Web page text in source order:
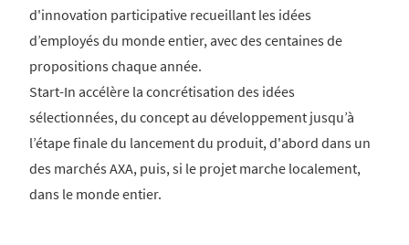
d'innovation participative recueillant les idées
d’employés du monde entier, avec des centaines de
propositions chaque année.
Start-In accélère la concrétisation des idées
sélectionnées, du concept au développement jusqu’à
l’étape finale du lancement du produit, d'abord dans un
des marchés AXA, puis, si le projet marche localement,
dans le monde entier.